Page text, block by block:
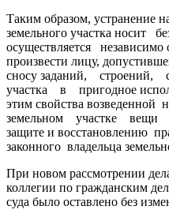
Таким образом, устранение
земельного участка носит
осуществляется независимо
произвести лицу,
сносу заданий,
участка в пригодное
этим свойства возведенной
земельном участке вещи
защите и восстановлению
законного владельца
При новом рассмотрении
коллегии по гражданским
суда было оставлено без